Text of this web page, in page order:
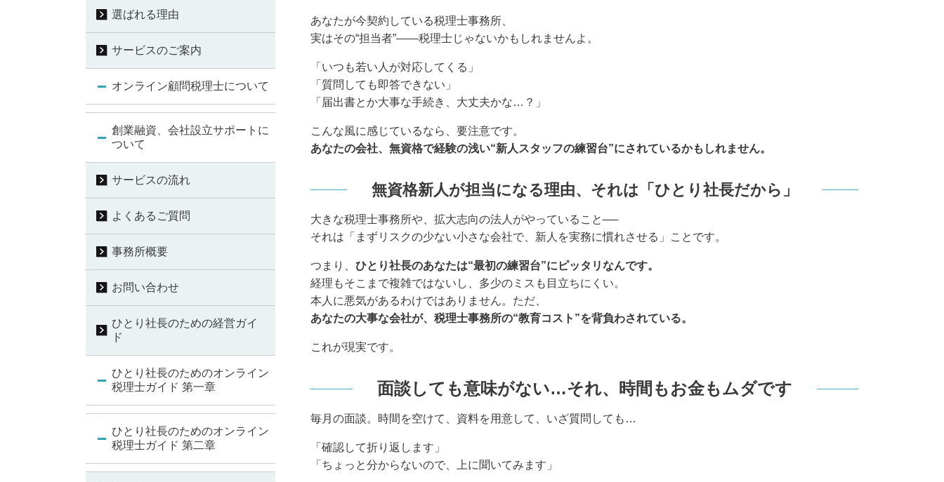
あなたが今契約している税理士事務所、
実はその“担当者”――税理士じゃないかもしれませんよ。
「いつも若い人が対応してくる」
「質問しても即答できない」
「届出書とか大事な手続き、大丈夫かな…？」
こんな風に感じているなら、要注意です。
あなたの会社、無資格で経験の浅い“新人スタッフの練習台”にされているかもしれません。
無資格新人が担当になる理由、それは「ひとり社長だから」
大きな税理士事務所や、拡大志向の法人がやっていること──
それは「まずリスクの少ない小さな会社で、新人を実務に慣れさせる」ことです。
つまり、 ひとり社長のあなたは“最初の練習台”にピッタリなんです。
経理もそこまで複雑ではないし、多少のミスも目立ちにくい。
本人に悪気があるわけではありません。ただ、
あなたの大事な会社が、税理士事務所の“教育コスト”を背負わされている。
これが現実です。
面談しても意味がない…それ、時間もお金もムダです
毎月の面談。時間を空けて、資料を用意して、いざ質問しても…
「確認して折り返します」
「ちょっと分からないので、上に聞いてみます」
選ばれる理由
サービスのご案内
オンライン顧問税理士について
創業融資、会社設立サポートに
ついて
サービスの流れ
よくあるご質問
事務所概要
お問い合わせ
ひとり社長のための経営ガイ
ド
ひとり社長のためのオンライン
税理士ガイド 第一章
ひとり社長のためのオンライン
税理士ガイド 第二章